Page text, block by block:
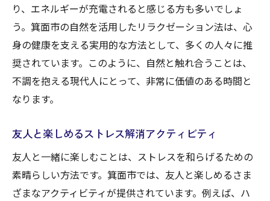
り、エネルギーが充電されると感じる方も多いでしょ
う。箕面市の自然を活用したリラクゼーション法は、心
身の健康を支える実用的な方法として、多くの人々に推
奨されています。このように、自然と触れ合うことは、
不調を抱える現代人にとって、非常に価値のある時間と
なります。
友人と楽しめるストレス解消アクティビティ
友人と一緒に楽しむことは、ストレスを和らげるための
素晴らしい方法です。箕面市では、友人と楽しめるさま
ざまなアクティビティが提供されています。例えば、ハ